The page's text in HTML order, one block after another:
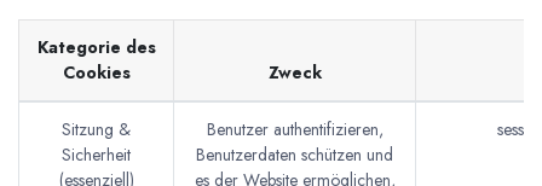
Kategorie des
Cookies
Zweck
Sitzung &
Sicherheit
(essenziell)
Benutzer authentifizieren,
Benutzerdaten schützen und
es der Website ermöglichen,